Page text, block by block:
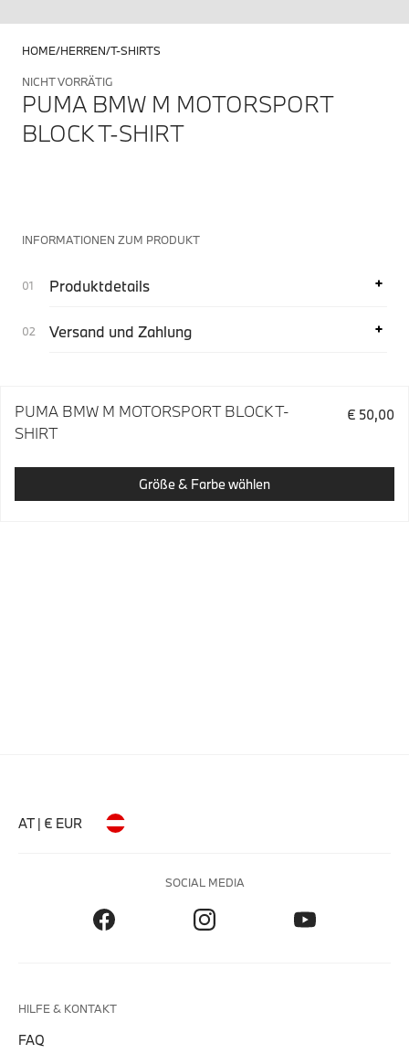
HOME HERREN T-SHIRTS
NICHT VORRÄTIG
PUMA BMW M MOTORSPORT
BLOCK T-SHIRT
INFORMATIONEN ZUM PRODUKT
Produktdetails
Versand und Zahlung
PUMA BMW M MOTORSPORT BLOCK T-
SHIRT
€ 50,00
Größe & Farbe wählen
AT | € EUR
SOCIAL MEDIA
HILFE & KONTAKT
FAQ